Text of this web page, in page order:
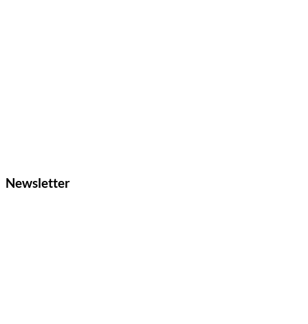
Newsletter